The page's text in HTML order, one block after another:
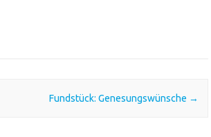
Fundstück: Genesungswünsche →